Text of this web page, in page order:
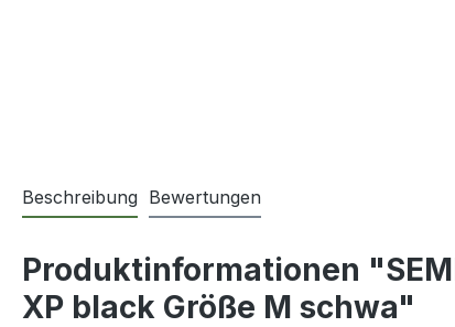
Beschreibung Bewertungen
Produktinformationen
XP black Größe M schwa"